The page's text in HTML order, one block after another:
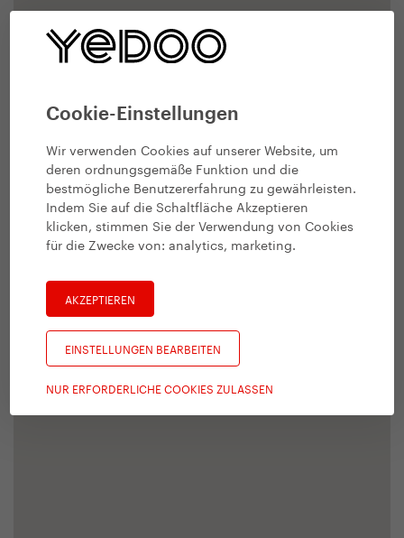
Cookie-Einstellungen
Wir verwenden Cookies auf unserer Website, um
deren ordnungsgemäße Funktion und die
bestmögliche Benutzererfahrung zu gewährleisten.
Indem Sie auf die Schaltfläche Akzeptieren
klicken, stimmen Sie der Verwendung von Cookies
für die Zwecke von:analytics, marketing.
AKZEPTIEREN
EINSTELLUNGEN BEARBEITEN
NUR ERFORDERLICHE COOKIES ZULASSEN